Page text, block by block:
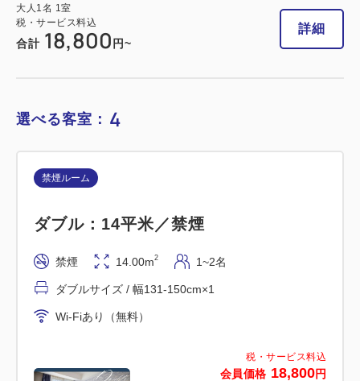
税・サービス料込
25,820円
禁煙ルーム
■高層階・横浜夜景View■スーペリア
ツイン：20平米／禁煙
禁煙 20.00m2 1~2名
シングルサイズ / 幅90-130cm×2
大人 1 名 1 室
税・サービス料込
合計 18,800 円~
詳細
選べる客室： 4
税・サービス料込
会員価格 18,800円
禁煙ルーム
ダブル：14平米／禁煙
禁煙 14.00m2 1~2名
ダブルサイズ / 幅131-150cm×1
Wi-Fiあり（無料）